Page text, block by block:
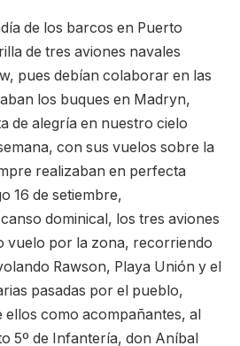
de los barcos en Puerto
de tres aviones navales
pues debían colaborar en las
los buques en Madryn,
de alegría en nuestro cielo
con sus vuelos sobre la
realizaban en perfecta
16 de setiembre,
dominical, los tres aviones
vuelo por la zona, recorriendo
Rawson, Playa Unión y el
pasadas por el pueblo,
ellos como acompañantes, al
5º de Infantería, don Aníbal